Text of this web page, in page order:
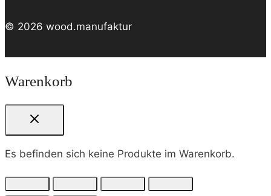
© 2026 wood.manufaktur
Warenkorb
Es befinden sich keine Produkte im Warenkorb.